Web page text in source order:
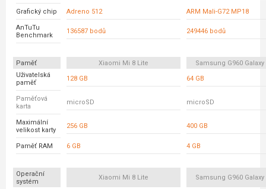
Grafický chip Adreno 512 ARM Mali-G72 MP18
AnTuTu
Benchmark
136587 bodů 249446 bodů
Paměť Xiaomi Mi 8 Lite
Samsung G960 Galaxy
Uživatelská
paměť
128 GB 64 GB
Paměťová
karta
microSD microSD
Maximální
velikost karty
256 GB 400 GB
Paměť RAM 6 GB 4 GB
Operační
systém
Xiaomi Mi 8 Lite Samsung G960 Galaxy